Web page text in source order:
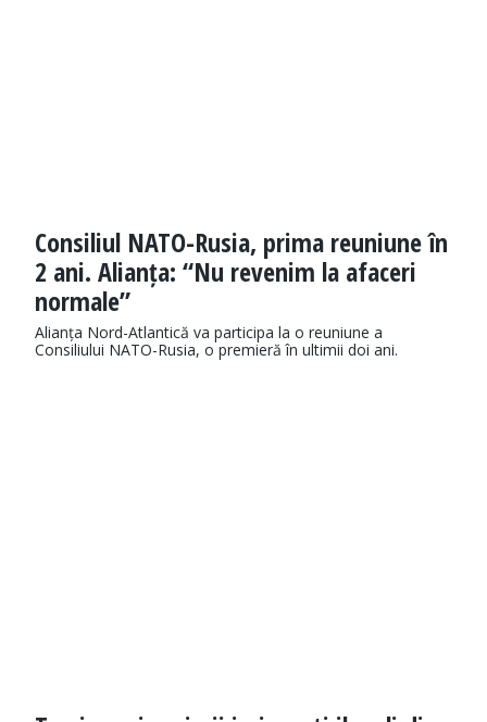
Consiliul NATO-Rusia, prima reuniune în
2 ani. Alianța: “Nu revenim la afaceri
normale”
Alianța Nord-Atlantică va participa la o reuniune a
Consiliului NATO-Rusia, o premieră în ultimii doi ani.